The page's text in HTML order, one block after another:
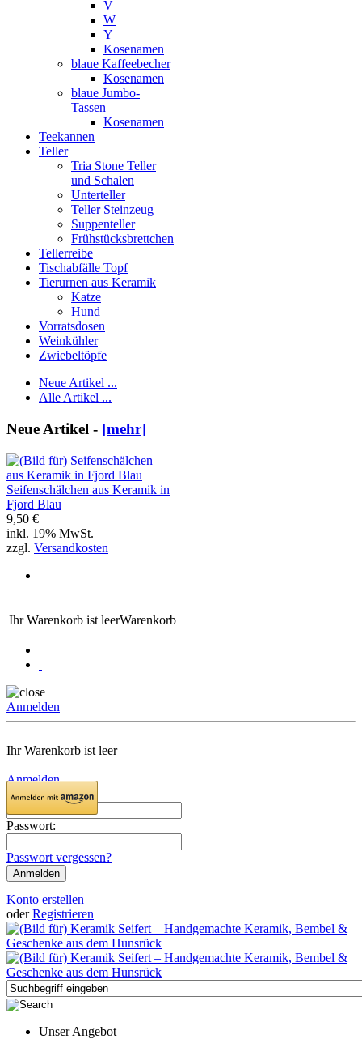
V
W
Y
Kosenamen
blaue Kaffeebecher
Kosenamen
blaue Jumbo-
Tassen
Kosenamen
Teekannen
Teller
Tria Stone Teller
und Schalen
Unterteller
Teller Steinzeug
Suppenteller
Frühstücksbrettchen
Tellerreibe
Tischabfälle Topf
Tierurnen aus Keramik
Katze
Hund
Vorratsdosen
Weinkühler
Zwiebeltöpfe
Neue Artikel ...
Alle Artikel ...
Neue Artikel - [mehr]
Seifenschälchen aus Keramik in
Fjord Blau
9,50 €
inkl. 19% MwSt.
zzgl. Versandkosten
Ihr Warenkorb ist leerWarenkorb
Anmelden
Ihr Warenkorb ist leer
Anmelden
Email:
Passwort:
Passwort vergessen?
Konto erstellen
oder Registrieren
Unser Angebot